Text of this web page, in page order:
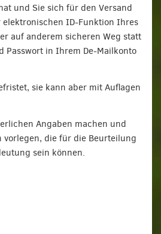
und Sie sich für den Versand
elektronischen ID-Funktion Ihres
auf anderem sicheren Weg statt
Passwort in Ihrem De-Mailkonto
sie kann aber mit Auflagen
Angaben machen und
vorlegen, die für die Beurteilung
sein können.